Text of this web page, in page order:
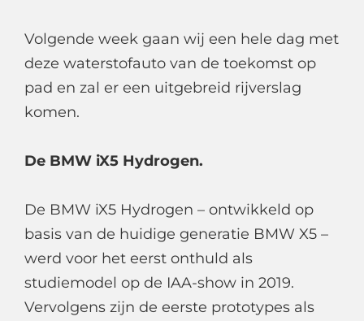
Volgende week gaan wij een hele dag met
deze waterstofauto van de toekomst op
pad en zal er een uitgebreid rijverslag
komen.
De BMW iX5 Hydrogen.
De BMW iX5 Hydrogen – ontwikkeld op
basis van de huidige generatie BMW X5 –
werd voor het eerst onthuld als
studiemodel op de IAA-show in 2019.
Vervolgens zijn de eerste prototypes als